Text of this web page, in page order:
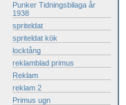
Punker Tidningsbilaga år
1938
spriteldat
spriteldat kök
locktång
reklamblad primus
Reklam
reklam 2
Primus ugn